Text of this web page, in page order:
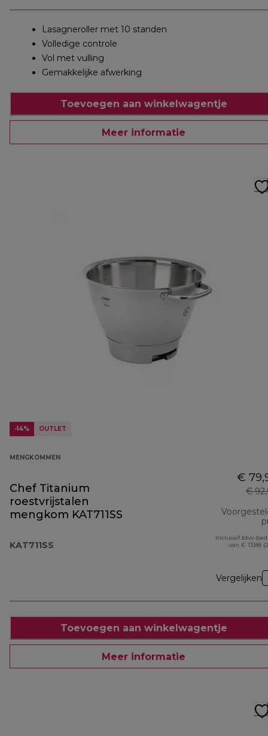
Lasagneroller met 10 standen
Volledige controle
Vol met vulling
Gemakkelijke afwerking
Toevoegen aan winkelwagentje
Meer informatie
-14% OUTLET
MENGKOMMEN
Chef Titanium
roestvrijstalen
mengkom KAT711SS
KAT711SS
€
€
Inclusief btw-
van € 13,88
Vergelijken
Toevoegen aan winkelwagentje
Meer informatie